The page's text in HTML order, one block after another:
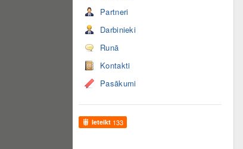
Partneri
Darbinieki
Runā
Kontakti
Pasākumi
Ieteikt 133